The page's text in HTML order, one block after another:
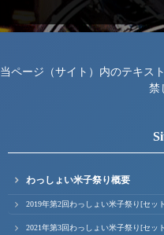
当ページ（サイト）内のテキス
禁
わっしょい米子祭り概要
2019年第2回わっしょい米子祭り[セッ
2021年第3回わっしょい米子祭り[セッ